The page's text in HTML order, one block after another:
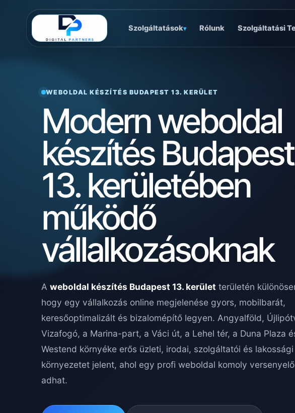
Szolgáltatások▾ Rólunk Szolgáltatási
WEBOLDAL KÉSZÍTÉS BUDAPEST 13. KERÜLET
Modern weboldal
készítés Budapest
13. kerületében
működő
vállalkozásoknak
A weboldal készítés Budapest 13. kerület területén
hogy egy vállalkozás online megjelenése gyors, mobilbarát,
keresőoptimalizált és bizalomépítő legyen. Angyalföld,
Vizafogó, a Marina-part, a Váci út, a Lehel tér, a Duna Plaza
Westend környéke erős üzleti, irodai, szolgáltatói és lakossági
környezetet jelent, ahol egy profi weboldal komoly
adhat.